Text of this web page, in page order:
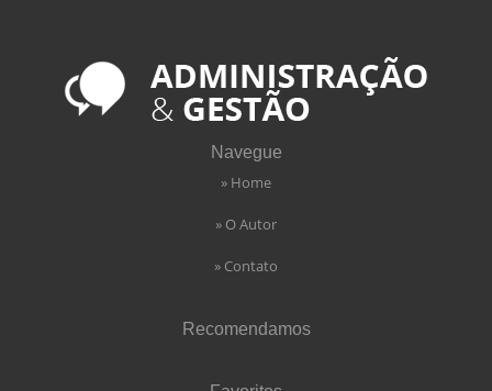
Navegue
» Home
» O Autor
» Contato
Recomendamos